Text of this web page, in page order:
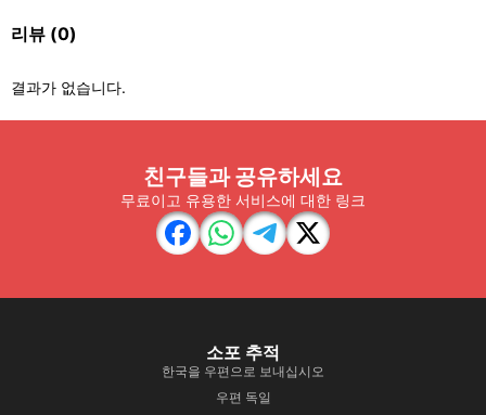
리뷰 (0)
결과가 없습니다.
친구들과 공유하세요
무료이고 유용한 서비스에 대한 링크
소포 추적
한국을 우편으로 보내십시오
우편 독일